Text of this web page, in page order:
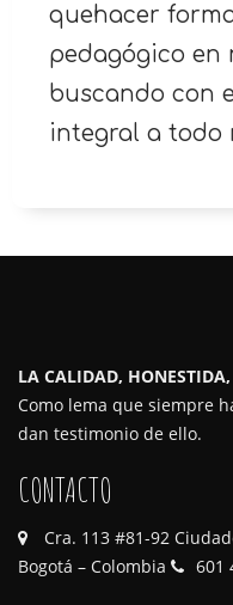
quehacer
pedagógico
buscando con
integral a todo
LA CALIDAD,
Como lema que siempre
dan testimonio de ello.
CONTACTO
Cra. 113 #81-92
Bogotá – Colombia
601